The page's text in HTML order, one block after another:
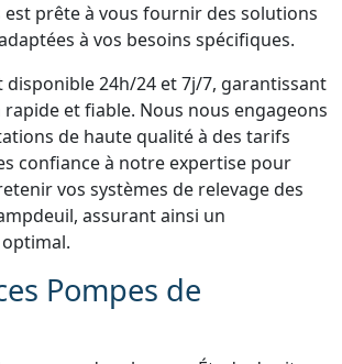
prête à vous fournir des solutions
à vos besoins spécifiques.
disponible 24h/24 et 7j/7, garantissant
et fiable. Nous nous engageons
de haute qualité à des tarifs
confiance à notre expertise pour
vos systèmes de relevage des
assurant ainsi un
Pompes de